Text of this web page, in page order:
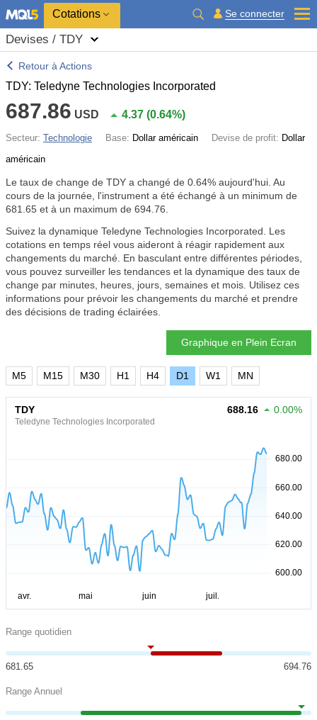
Cotations Se connecter
Devises / TDY
Retour à Actions
TDY: Teledyne Technologies Incorporated
687.86 USD 4.37 (0.64%)
Secteur: Technologie Base: Dollar américain Devise de profit: Dollar
américain
Le taux de change de TDY a changé de 0.64% aujourd'hui. Au
cours de la journée, l'instrument a été échangé à un minimum de
681.65 et à un maximum de 694.76.
Suivez la dynamique Teledyne Technologies Incorporated. Les
cotations en temps réel vous aideront à réagir rapidement aux
changements du marché. En basculant entre différentes périodes,
vous pouvez surveiller les tendances et la dynamique des taux de
change par minutes, heures, jours, semaines et mois. Utilisez ces
informations pour prévoir les changements du marché et prendre
des décisions de trading éclairées.
Graphique en Plein Ecran
M5 M15 M30 H1 H4 D1 W1 MN
TDY
Teledyne Technologies Incorporated
688.16 0.00%
Range quotidien
681.65 694.76
Range Annuel